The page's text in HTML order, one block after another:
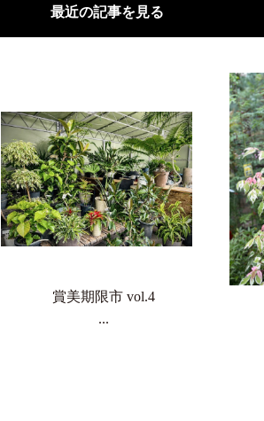
最近の記事を見る
賞美期限市 vol.4
...